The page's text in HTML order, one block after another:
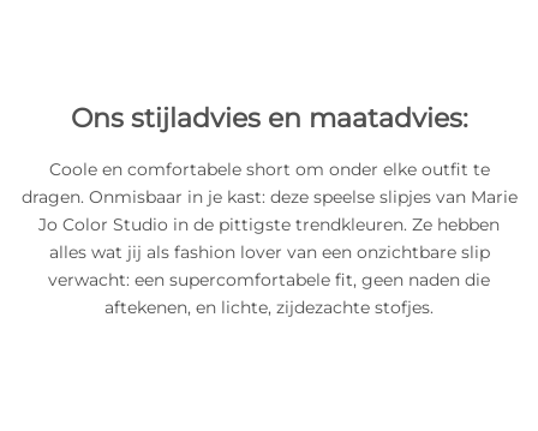
Ons stijladvies en maatadvies:
Coole en comfortabele short om onder elke outfit te
dragen. Onmisbaar in je kast: deze speelse slipjes van Marie
Jo Color Studio in de pittigste trendkleuren. Ze hebben
alles wat jij als fashion lover van een onzichtbare slip
verwacht: een supercomfortabele fit, geen naden die
aftekenen, en lichte, zijdezachte stofjes.